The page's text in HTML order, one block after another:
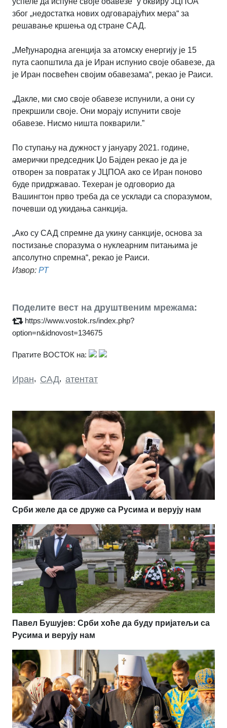
због „недостатка нових одговарајућих мера“ за
решавање кршења од стране САД.
„Међународна агенција за атомску енергију је 15
пута саопштила да је Иран испунио своје обавезе, да
је Иран посвећен својим обавезама“, рекао је Раиси.
„Дакле, ми смо своје обавезе испунили, а они су
прекршили своје. Они морају испунити своје
обавезе. Нисмо ништа покварили.”
По ступању на дужност у јануару 2021. године,
амерички председник Џо Бајден рекао је да је
отворен за повратак у ЈЦПОА ако се Иран поново
буде придржавао. Техеран је одговорио да
Вашингтон прво треба да се усклади са споразумом,
почевши од укидања санкција.
„Ако су САД спремне да укину санкције, основа за
постизање споразума о нуклеарним питањима је
апсолутно спремна“, рекао је Раиси.
Извор: РТ
Поделите вест на друштвеним мрежама:
https://www.vostok.rs/index.php?
option=n&idnovost=134675
Пратите ВОСТОК на:
Иран, САД, атентат
Срби желе да се друже са Русима и верују нам
Павел Бушујев: Срби хоће да буду пријатељи са
Русима и верују нам